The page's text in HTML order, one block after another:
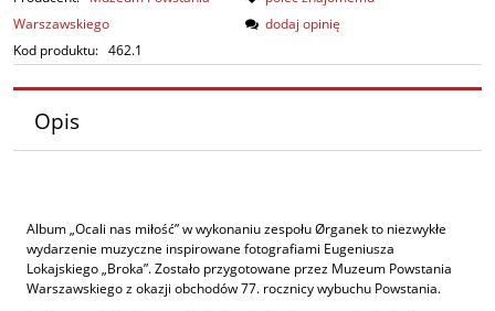
Warszawskiego
Kod produktu: 462.1
dodaj opinię
Opis
Album „Ocali nas miłość” w wykonaniu zespołu Ørganek to niezwykłe
wydarzenie muzyczne inspirowane fotografiami Eugeniusza
Lokajskiego „Broka”. Zostało przygotowane przez Muzeum Powstania
Warszawskiego z okazji obchodów 77. rocznicy wybuchu Powstania.